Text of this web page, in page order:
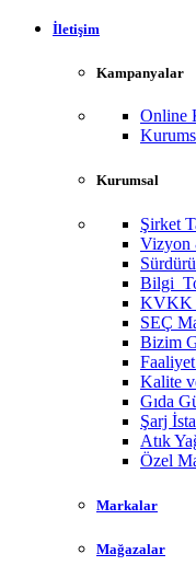
İletişim
Kampanyalar
Online
Kurumsal
Şirket
Vizyon
Bilgi
KVKK
SEÇ
Bizim
Faaliyet
Kalite
Gıda
Şarj
Atık
Özel
Markalar
Mağazalar